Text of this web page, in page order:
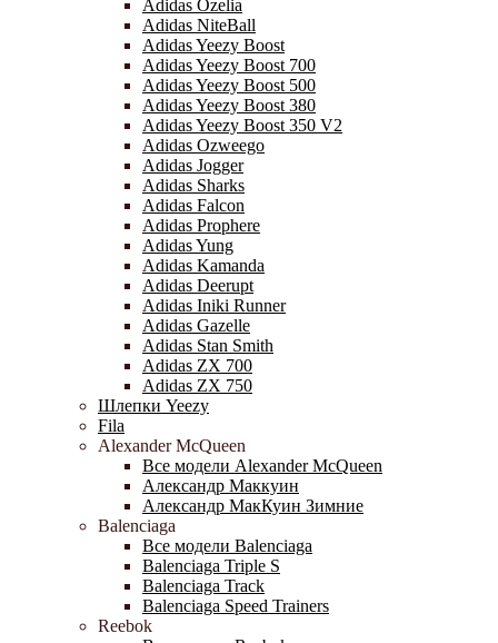
Adidas Ozelia
Adidas NiteBall
Adidas Yeezy Boost
Adidas Yeezy Boost 700
Adidas Yeezy Boost 500
Adidas Yeezy Boost 380
Adidas Yeezy Boost 350 V2
Adidas Ozweego
Adidas Jogger
Adidas Sharks
Adidas Falcon
Adidas Prophere
Adidas Yung
Adidas Kamanda
Adidas Deerupt
Adidas Iniki Runner
Adidas Gazelle
Adidas Stan Smith
Adidas ZX 700
Adidas ZX 750
Шлепки Yeezy
Fila
Alexander McQueen
Все модели Alexander McQueen
Александр Маккуин
Александр МакКуин Зимние
Balenciaga
Все модели Balenciaga
Balenciaga Triple S
Balenciaga Track
Balenciaga Speed Trainers
Reebok